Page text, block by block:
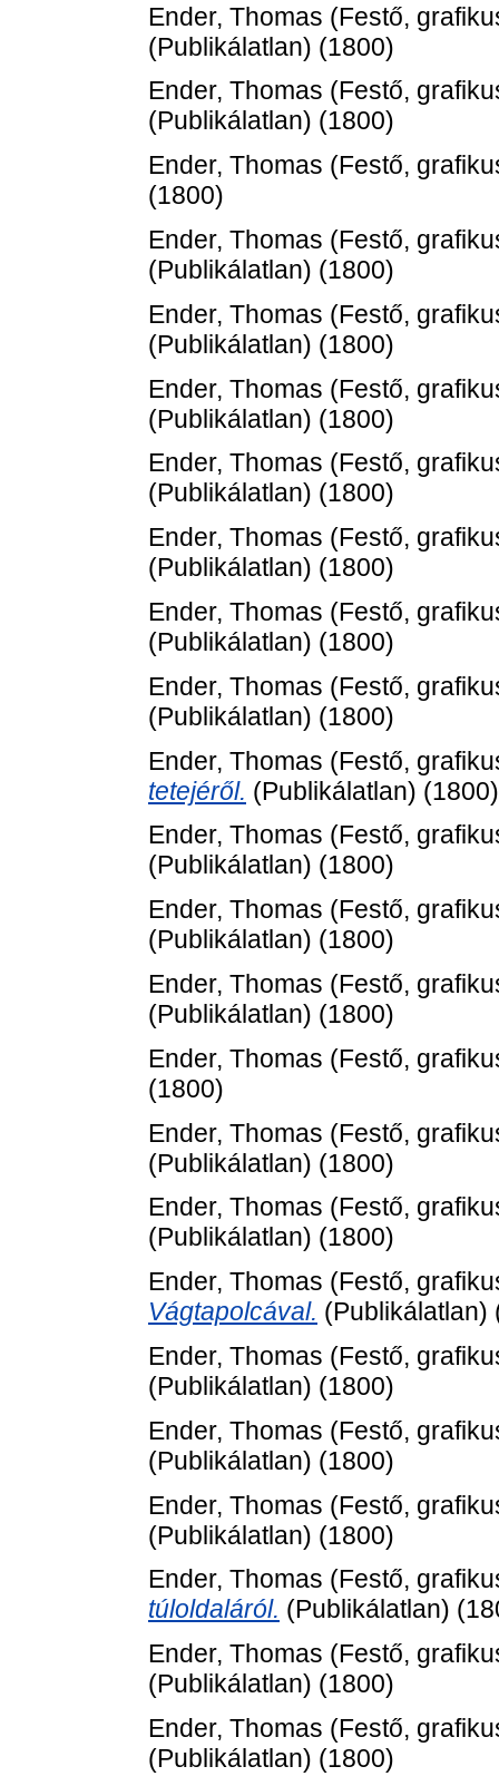
Ender, Thomas (Festő,
(Publikálatlan) (1800)
Ender, Thomas (Festő,
(Publikálatlan) (1800)
Ender, Thomas (Festő,
(1800)
Ender, Thomas (Festő,
(Publikálatlan) (1800)
Ender, Thomas (Festő,
(Publikálatlan) (1800)
Ender, Thomas (Festő,
(Publikálatlan) (1800)
Ender, Thomas (Festő,
(Publikálatlan) (1800)
Ender, Thomas (Festő,
(Publikálatlan) (1800)
Ender, Thomas (Festő,
(Publikálatlan) (1800)
Ender, Thomas (Festő,
(Publikálatlan) (1800)
Ender, Thomas (Festő,
tetejéről. (Publikálatlan) (1800)
Ender, Thomas (Festő,
(Publikálatlan) (1800)
Ender, Thomas (Festő,
(Publikálatlan) (1800)
Ender, Thomas (Festő,
(Publikálatlan) (1800)
Ender, Thomas (Festő,
(1800)
Ender, Thomas (Festő,
(Publikálatlan) (1800)
Ender, Thomas (Festő,
(Publikálatlan) (1800)
Ender, Thomas (Festő,
Vágtapolcával. (Publikálatlan)
Ender, Thomas (Festő,
(Publikálatlan) (1800)
Ender, Thomas (Festő,
(Publikálatlan) (1800)
Ender, Thomas (Festő,
(Publikálatlan) (1800)
Ender, Thomas (Festő,
túloldaláról. (Publikálatlan)
Ender, Thomas (Festő,
(Publikálatlan) (1800)
Ender, Thomas (Festő,
(Publikálatlan) (1800)